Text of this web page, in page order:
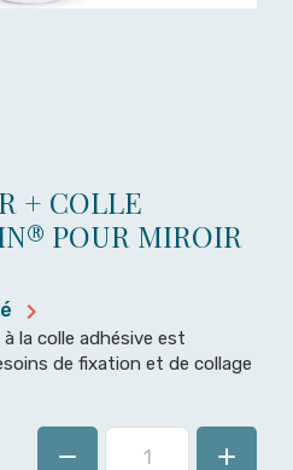
+ COLLE
POUR MIROIR

la colle adhésive est
de fixation et de collage